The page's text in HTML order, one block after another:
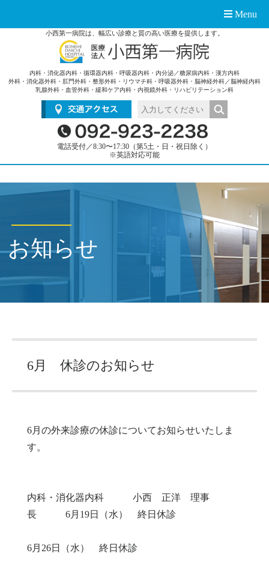
小西第一病院は、幅広い診療と質の高い医療を提供します。
内科・消化器内科・循環器内科・呼吸器内科・内分泌／糖尿病内科・漢方内科
外科・消化器外科・肛門外科・整形外科・リウマチ科・呼吸器外科・脳神経外科／脳神経内科
乳腺外科・血管外科・緩和ケア内科・内視鏡外科・リハビリテーション科
電話受付／8:30〜17:30（第5土・日・祝日除く）
※英語対応可能
Menu
お知らせ
6月 休診のお知らせ
6月の外来診療の休診についてお知らせいたしま
す。
内科・消化器内科 小西 正洋 理事
長 6月19日（水） 終日休診
6月26日（水） 終日休診